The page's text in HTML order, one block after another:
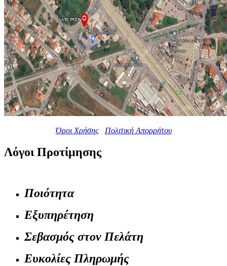
Όροι Χρήσης Πολιτική Απορρήτου
Λόγοι Προτίμησης
Ποιότητα
Εξυπηρέτηση
Σεβασμός στον Πελάτη
Ευκολίες Πληρωμής